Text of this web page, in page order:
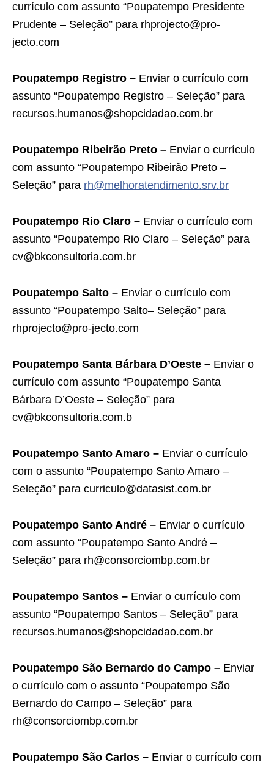
currículo com assunto “Poupatempo Presidente
Prudente – Seleção” para rhprojecto@pro-
jecto.com
Poupatempo Registro – Enviar o currículo com
assunto “Poupatempo Registro – Seleção” para
recursos.humanos@shopcidadao.com.br
Poupatempo Ribeirão Preto – Enviar o currículo
com assunto “Poupatempo Ribeirão Preto –
Seleção” para rh@melhoratendimento.srv.br
Poupatempo Rio Claro – Enviar o currículo com
assunto “Poupatempo Rio Claro – Seleção” para
cv@bkconsultoria.com.br
Poupatempo Salto – Enviar o currículo com
assunto “Poupatempo Salto– Seleção” para
rhprojecto@pro-jecto.com
Poupatempo Santa Bárbara D’Oeste – Enviar o
currículo com assunto “Poupatempo Santa
Bárbara D’Oeste – Seleção” para
cv@bkconsultoria.com.b
Poupatempo Santo Amaro – Enviar o currículo
com o assunto “Poupatempo Santo Amaro –
Seleção” para curriculo@datasist.com.br
Poupatempo Santo André – Enviar o currículo
com assunto “Poupatempo Santo André –
Seleção” para rh@consorciombp.com.br
Poupatempo Santos – Enviar o currículo com
assunto “Poupatempo Santos – Seleção” para
recursos.humanos@shopcidadao.com.br
Poupatempo São Bernardo do Campo – Enviar
o currículo com o assunto “Poupatempo São
Bernardo do Campo – Seleção” para
rh@consorciombp.com.br
Poupatempo São Carlos – Enviar o currículo com